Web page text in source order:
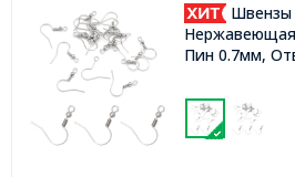
Швензы Крючок с Шариком
Пин 0.7мм,